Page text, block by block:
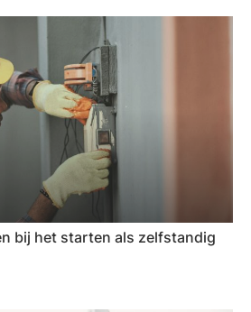
bij het starten als zelfstandig